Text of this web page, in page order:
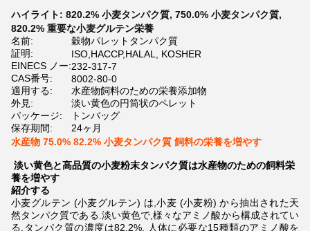
ハイライト: 820.2% 小麦タンパク質, 750.0% 小麦タンパク質,
820.2% 重要な小麦グルテン栄養
名前:
穀物パレットタンパク質
証明:
ISO,HACCP,HALAL, KOSHER
EINECS ノー:232-317-7
CAS番号:
8002-80-0
適用する:
水産物飼料のための栄養添加物
外見:
淡い黄色の円筒状のペレット
パッケージ:
トンバッグ
保存期間:
24ヶ月
水産物 75.0% 82.2% 小麦タンパク質 飼料の栄養を増やす
淡い黄色と高品質の小麦粉末タンパク質は水産物のための飼料栄
養を増やす
紹介する
小麦グルテン (小麦グルテン) は,小麦 (小麦粉) から抽出された天
然タンパク質である.淡い黄色で,様々なアミノ酸から構成されてい
る.タンパク質の濃度は82.2%. 人体に必要な15種類のアミノ酸を